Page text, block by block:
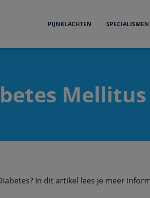
PIJNKLACHTEN SPECIALISMEN
Mellitus
In dit artikel lees je meer